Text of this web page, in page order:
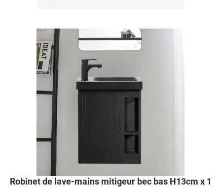
Robinet de lave-mains mitigeur bec bas H13cm x 1